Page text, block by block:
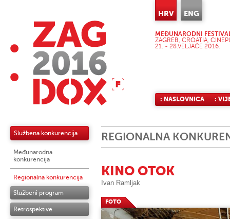
HRV ENG
MEĐUNARODNI
ZAGREB, CROATIA,
21. - 28.VELJAČE 2016.
: NASLOVNICA :
Službena konkurencija
Međunarodna
konkurencija
Regionalna konkurencija
Službeni program
Retrospektive
REGIONALNA
KINO OTOK
Ivan Ramljak
FOTO